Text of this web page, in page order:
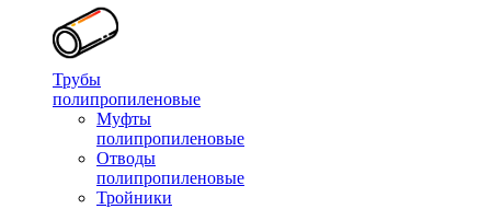
Трубы
полипропиленовые
Муфты
полипропиленовые
Отводы
полипропиленовые
Тройники